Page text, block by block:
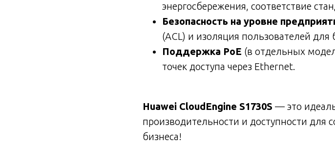
энергосбережения, соответствие
Безопасность на уровне
(ACL) и изоляция пользователей для
Поддержка PoE (в отдельных
точек доступа через Ethernet.
Huawei CloudEngine S1730S — это
производительности и доступности для
бизнеса!